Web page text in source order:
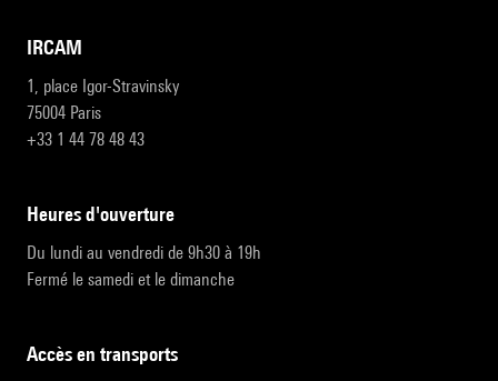
IRCAM
1, place Igor-Stravinsky
75004 Paris
+33 1 44 78 48 43
heures d'ouverture
Du lundi au vendredi de 9h30 à 19h
Fermé le samedi et le dimanche
accès en transports